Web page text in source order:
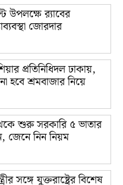
উপলক্ষে র‌্যাবের
জোরদার
প্রতিনিধিদল ঢাকায়,
হবে শ্রমবাজার নিয়ে
শুরু সরকারি ৫ ভাতার
জেনে নিন নিয়ম
সঙ্গে যুক্তরাষ্ট্রের বিশেষ